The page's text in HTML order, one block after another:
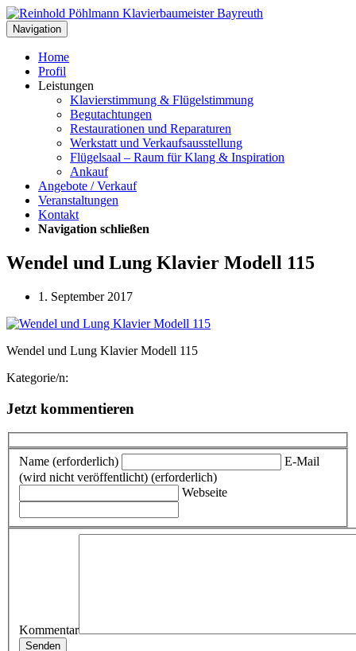
Navigation
Home
Profil
Leistungen
Klavierstimmung & Flügelstimmung
Begutachtungen
Restaurationen und Reparaturen
Werkstatt und Verkaufsausstellung
Flügelsaal – Raum für Klang & Inspiration
Ankauf
Angebote / Verkauf
Veranstaltungen
Kontakt
Navigation schließen
Wendel und Lung Klavier Modell 115
1. September 2017
Wendel und Lung Klavier Modell 115
Kategorie/n:
Jetzt kommentieren
Name (erforderlich)
E-Mail
(wird nicht veröffentlicht) (erforderlich)
Webseite
Kommentar